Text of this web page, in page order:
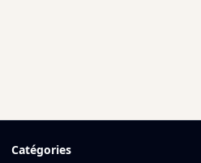
Catégories